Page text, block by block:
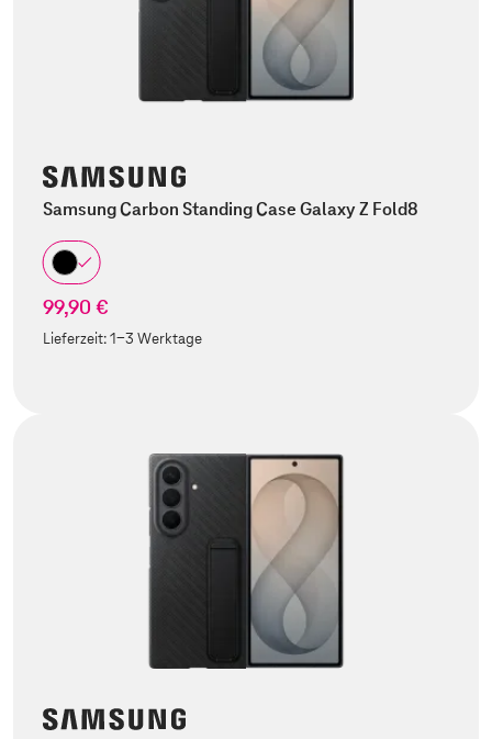
Samsung Carbon Standing Case Galaxy Z Fold8
99,90 €
Lieferzeit:1-3 Werktage